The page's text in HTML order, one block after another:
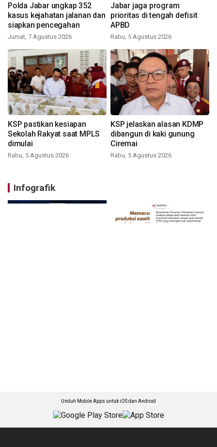
Polda Jabar ungkap 352
kasus kejahatan jalanan dan
siapkan pencegahan
Jumat, 7 Agustus 2026
Jabar jaga program
prioritas di tengah defisit
APBD
Rabu, 5 Agustus 2026
KSP pastikan kesiapan
Sekolah Rakyat saat MPLS
dimulai
Rabu, 5 Agustus 2026
KSP jelaskan alasan KDMP
dibangun di kaki gunung
Ciremai
Rabu, 5 Agustus 2026
Infografik
Unduh Mobile Apps untuk iOS dan Android